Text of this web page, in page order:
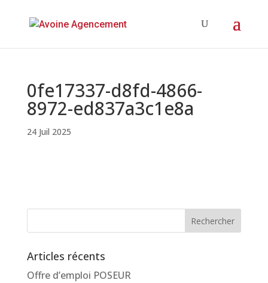
0fe17337-d8fd-4866-
8972-ed837a3c1e8a
24 Juil 2025
Articles récents
Offre d’emploi POSEUR